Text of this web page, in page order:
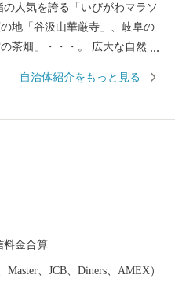
地「谷汲山華厳寺」、岐阜の
茶畑」・・・。 広大な自然に
康で幸せな暮らしを創りあげ
自治体紹介をもっと見る
料金合算
、JCB、Diners、AMEX）